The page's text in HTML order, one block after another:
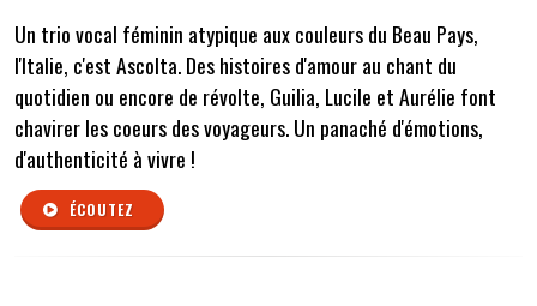
Un trio vocal féminin atypique aux couleurs du Beau Pays,
l'Italie, c'est Ascolta. Des histoires d'amour au chant du
quotidien ou encore de révolte, Guilia, Lucile et Aurélie font
chavirer les coeurs des voyageurs. Un panaché d'émotions,
d'authenticité à vivre !
ÉCOUTEZ